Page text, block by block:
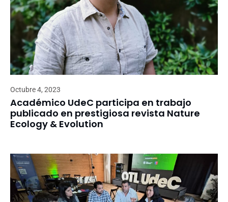
Octubre 4, 2023
Académico UdeC participa en trabajo
publicado en prestigiosa revista Nature
Ecology & Evolution